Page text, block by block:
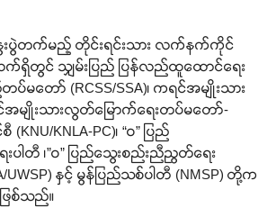
းပွဲတက်မည့် တိုင်းရင်းသား လက်နက်ကိုင်
ရှိတွင် သျှမ်းပြည် ပြန်လည်ထူထောင်ရေး
တပ်မတော် (RCSS/SSA)၊ ကရင်အမျိုးသား
မျိုးသားလွတ်မြောက်ရေးတပ်မတော်-
(KNU/KNLA-PC)၊ “ဝ” ပြည်
ါတီ ၊”ဝ” ပြည်သွေးစည်းညီညွတ်ရေး
UWSP) နှင့် မွန်ပြည်သစ်ပါတီ (NMSP) တို့က
ြစ်သည်။